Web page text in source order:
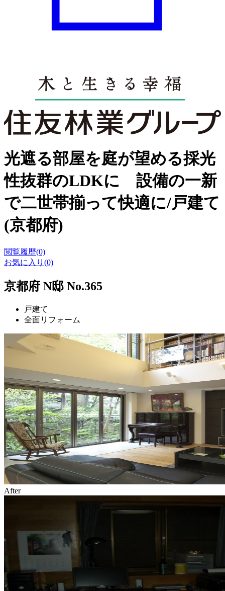
光遮る部屋を庭が望める採光
性抜群のLDKに 設備の一新
で二世帯揃って快適に/戸建て
(京都府)
閲覧履歴(0)
お気に入り(0)
京都府 N邸 No.365
戸建て
全面リフォーム
After